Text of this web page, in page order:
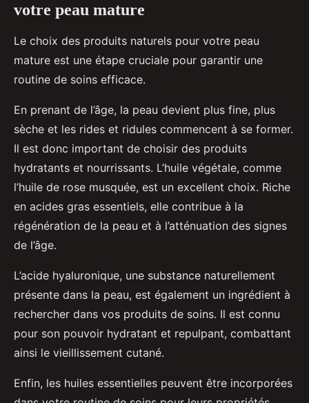
votre peau mature
Le choix des produits naturels pour votre peau
mature est une étape cruciale pour garantir une
routine de soins efficace.
En prenant de l’âge, la peau devient plus fine, plus
sèche et les rides et ridules commencent à se former.
Il est donc important de choisir des produits
hydratants et nourrissants. L’huile végétale, comme
l’huile de rose musquée, est un excellent choix. Riche
en acides gras essentiels, elle contribue à la
régénération de la peau et à l’atténuation des signes
de l’âge.
L’acide hyaluronique, une substance naturellement
présente dans la peau, est également un ingrédient à
rechercher dans vos produits de soins. Il est connu
pour son pouvoir hydratant et repulpant, combattant
ainsi le vieillissement cutané.
Enfin, les huiles essentielles peuvent être incorporées